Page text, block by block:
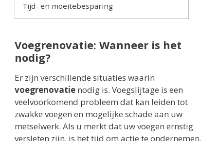
Tijd- en moeitebesparing
Voegrenovatie: Wanneer is het
nodig?
Er zijn verschillende situaties waarin
voegrenovatie nodig is. Voegslijtage is een
veelvoorkomend probleem dat kan leiden tot
zwakke voegen en mogelijke schade aan uw
metselwerk. Als u merkt dat uw voegen ernstig
versleten zijn, is het tijd om actie te ondernemen.